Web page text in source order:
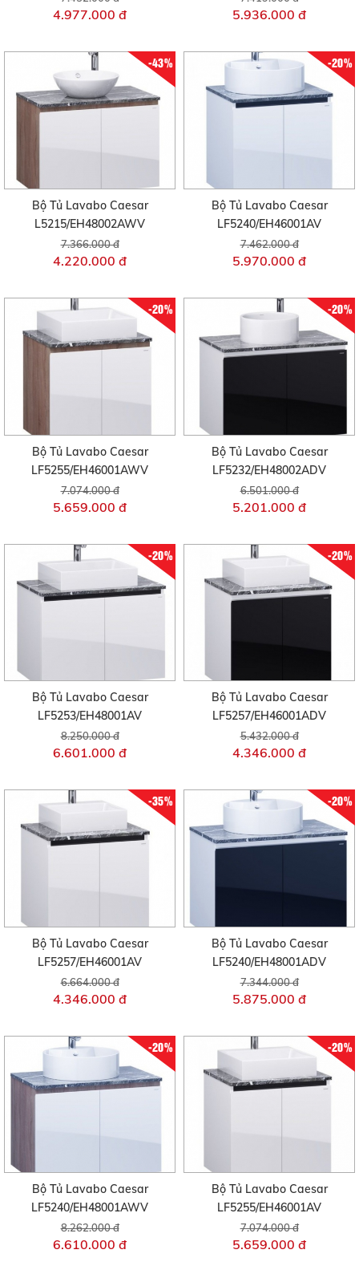
4.977.000 đ 5.936.000 đ
-43%
Bộ Tủ Lavabo Caesar
L5215/EH48002AWV
7.366.000 đ
4.220.000 đ
-20%
Bộ Tủ Lavabo Caesar
LF5240/EH46001AV
7.462.000 đ
5.970.000 đ
-20%
Bộ Tủ Lavabo Caesar
LF5255/EH46001AWV
7.074.000 đ
5.659.000 đ
-20%
Bộ Tủ Lavabo Caesar
LF5232/EH48002ADV
6.501.000 đ
5.201.000 đ
-20%
Bộ Tủ Lavabo Caesar
LF5253/EH48001AV
8.250.000 đ
6.601.000 đ
-20%
Bộ Tủ Lavabo Caesar
LF5257/EH46001ADV
5.432.000 đ
4.346.000 đ
-35%
Bộ Tủ Lavabo Caesar
LF5257/EH46001AV
6.664.000 đ
4.346.000 đ
-20%
Bộ Tủ Lavabo Caesar
LF5240/EH48001ADV
7.344.000 đ
5.875.000 đ
-20%
Bộ Tủ Lavabo Caesar
LF5240/EH48001AWV
8.262.000 đ
6.610.000 đ
-20%
Bộ Tủ Lavabo Caesar
LF5255/EH46001AV
7.074.000 đ
5.659.000 đ